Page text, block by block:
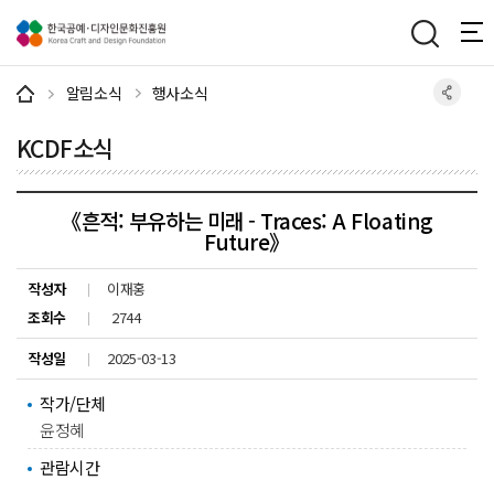
알림소식 행사소식
KCDF소식
《흔적: 부유하는 미래 - Traces: A Floating
Future》
작성자
이재홍
조회수
2744
작성일
2025-03-13
작가/단체
윤정혜
관람시간